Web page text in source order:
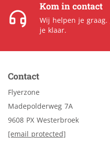
Kom in contact
Wij helpen je graag.
je klaar.
Contact
Flyerzone
Madepolderweg 7A
9608 PX Westerbroek
[email protected]